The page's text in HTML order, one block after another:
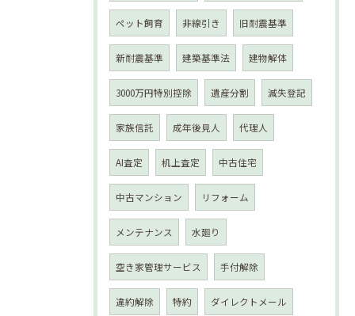
ペット飼育 非線引き 旧耐震基準
新耐震基準 建築基準法 建物解体
3000万円特別控除 遺産分割 滅失登記
家族信託 成年後見人 代理人
AI査定 机上査定 中古住宅
中古マンション リフォーム
メンテナンス 水廻り
空き家管理サービス 手付解除
違約解除 特約 ダイレクトメール